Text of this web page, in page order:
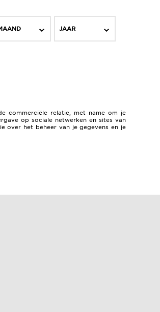
JAAR
commerciële relatie, met name om je
op sociale netwerken en sites van
over het beheer van je gegevens en je